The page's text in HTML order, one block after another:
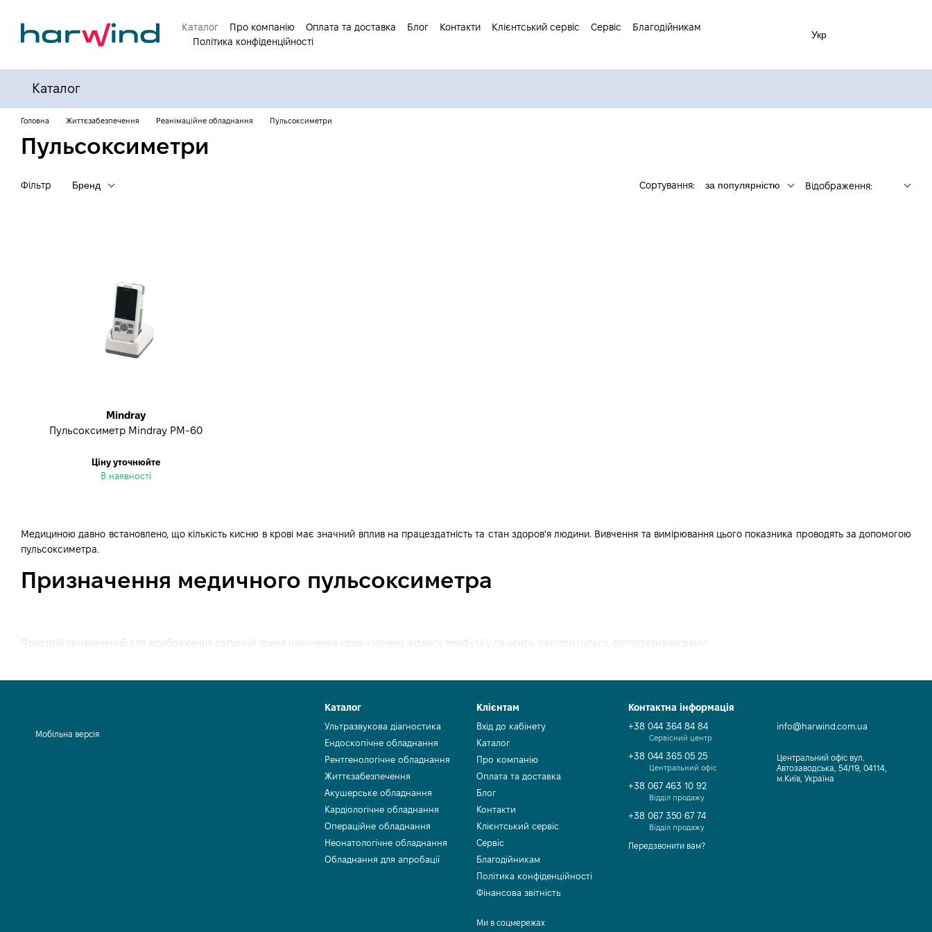
Каталог
Про компанію Оплата та доставка Блог Контакти Клієнтський сервіс Сервіс
Благодійникам
Політика конфіденційності
Укр
Каталог
Головна Життєзабезпечення Реанімаційне обладнання Пульсоксиметри
Пульсоксиметри
Фільтр Бренд Сортування: за популярністю Відображення:
Медициною давно встановлено, що кількість кисню в крові має значний вплив на працездатність та стан здоров'я людини. Вивчення та вимірювання цього показника проводять за допомогою
пульсоксиметра.
Призначення медичного пульсоксиметра
Пристрій призначений для відображення сатурації (рівня насичення крові киснем), індексу перфузії у пацієнта, частоти пульсу, фотоплетизмограми.
Пульсоксиметр призначений для роботи в режимі безперервного моніторингу та точкової перевірки. Режим безперервного моніторингу призначений для довгострокового моніторингу. Цей
режим зазвичай вибирається, коли пацієнт перебуває у лікарні або під час транспортування. Режим точкової перевірки призначений для короткочасного виміру дома. Цей режим зазвичай
Mindray
Пульсоксиметр Mindray PM-60
Ціну уточнюйте
В наявності
Мобільна версія
Каталог
Ультразвукова діагностика
Ендоскопічне обладнання
Рентгенологічне обладнання
Життєзабезпечення
Акушерське обладнання
Кардіологічне обладнання
Операційне обладнання
Неонатологічне обладнання
Обладнання для апробації
Клієнтам
Вхід до кабінету
Каталог
Про компанію
Оплата та доставка
Блог
Контакти
Клієнтський сервіс
Сервіс
Благодійникам
Політика конфіденційності
Фінансова звітність
Ми в соцмережах
Контактна інформація
+38 044 364 84 84
Сервісний центр
+38 044 365 05 25
Центральний офіс
+38 067 463 10 92
Відділ продажу
+38 067 350 67 74
Відділ продажу
Передзвонити вам?
info@harwind.com.ua
Центральний офіс вул.
Автозаводська, 54/19, 04114,
м.Київ, Україна